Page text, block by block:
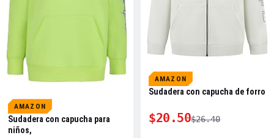
AMAZON
Sudadera con capucha para
niños,
AMAZON
Sudadera con capucha de forro
$20.50$26.40